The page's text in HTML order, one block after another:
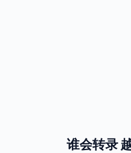
谁会转录